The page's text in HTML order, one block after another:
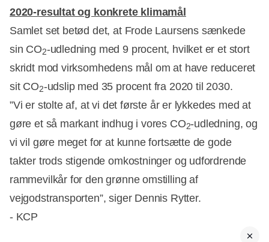
2020-resultat og konkrete klimamål
Samlet set betød det, at Frode Laursens sænkede
sin CO2-udledning med 9 procent, hvilket er et stort
skridt mod virksomhedens mål om at have reduceret
sit CO2-udslip med 35 procent fra 2020 til 2030.
”Vi er stolte af, at vi det første år er lykkedes med at
gøre et så markant indhug i vores CO2-udledning, og
vi vil gøre meget for at kunne fortsætte de gode
takter trods stigende omkostninger og udfordrende
rammevilkår for den grønne omstilling af
vejgodstransporten”, siger Dennis Rytter.
- KCP